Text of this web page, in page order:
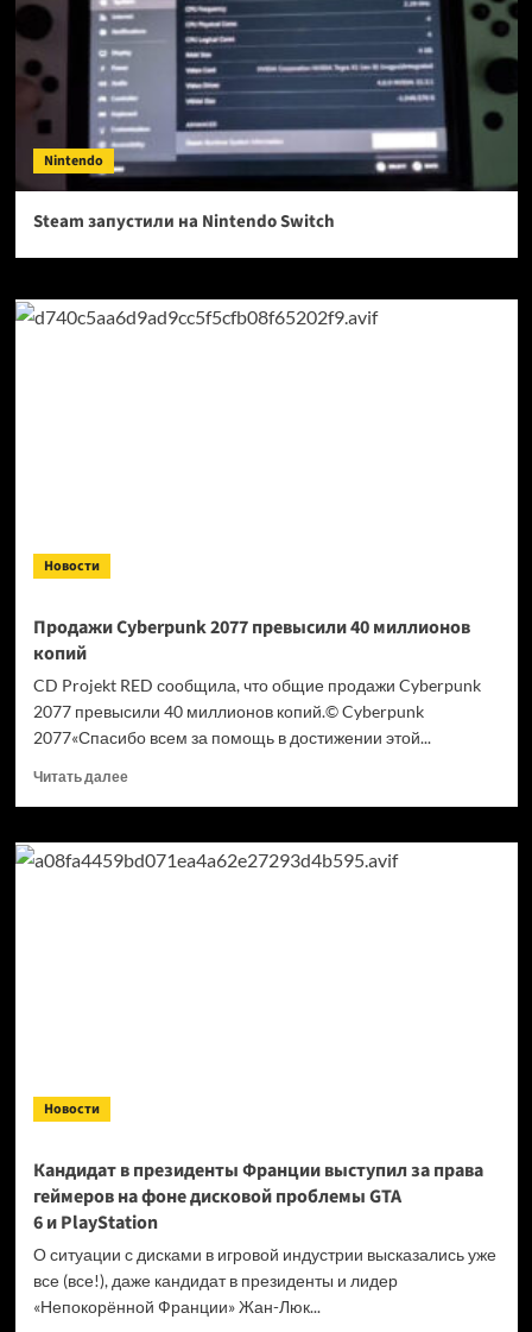
Nintendo
Steam запустили на Nintendo Switch
Новости
Продажи Cyberpunk 2077 превысили 40 миллионов
копий
CD Projekt RED сообщила, что общие продажи Cyberpunk
2077 превысили 40 миллионов копий.© Cyberpunk
2077«Спасибо всем за помощь в достижении этой...
Читать далееПрочитать
Продажи
Cyberpunk
Новости
Кандидат в президенты Франции выступил за права
геймеров на фоне дисковой проблемы GTA
6 и PlayStation
О ситуации с дисками в игровой индустрии высказались уже
все (все!), даже кандидат в президенты и лидер
«Непокорённой Франции» Жан-Люк...